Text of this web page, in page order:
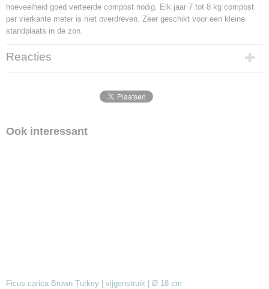
Inhoud pot
5 Liter
Levertijd
hoeveelheid goed verteerde compost nodig. Elk jaar 7 tot 8 kg compost
per vierkante meter is niet overdreven. Zeer geschikt voor een kleine
standplaats in de zon.
Reacties
Ook interessant
Ficus carica Brown Turkey | vijgenstruik | Ø 18 cm